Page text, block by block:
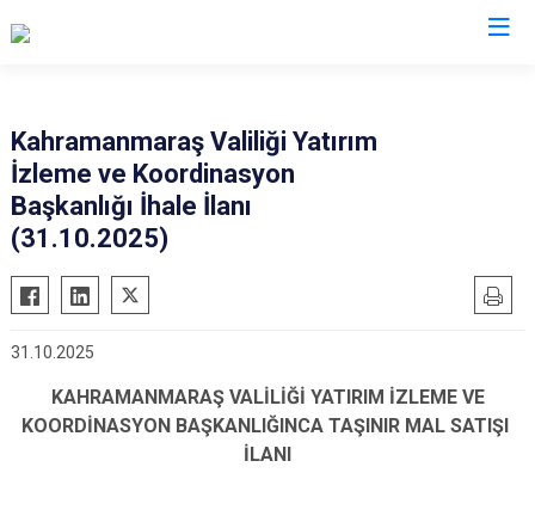
Kahramanmaraş Valiliği Yatırım
İzleme ve Koordinasyon
Başkanlığı İhale İlanı
(31.10.2025)
31.10.2025
KAHRAMANMARAŞ VALİLİĞİ YATIRIM İZLEME VE
KOORDİNASYON BAŞKANLIĞINCA TAŞINIR MAL SATIŞI
İLANI